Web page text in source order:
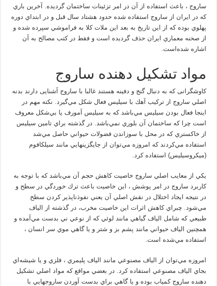
ساروج ، باعث استفاده از آن در امر تزئينات ساختمان گرديده. آخرين باري
كه در ايران از ساروج استفاده شده حدود هشتاد سال قبل و در ابتداي دوره
پهلوي بوده كه از اين تاريخ به بعد اين ملات كلا به فراموشي سپرده شده و
از صحنه معماري ايران حذف گرديده است و فقط در كتب مصالح به آن
اشاره شده‌است.
مواد تشكيل دهنده ساروج
کاوشگرانی که به دنبال گنج و دفینه هستند غالبا با ساروج آشنایی دارند بدنه
اصلي ساروج از تركيب آهك با سيليس فعال شكل مي‌گيرد. نكته مهم در
اينجا فعال بودن سيليس مي‌باشد كه به سيليس آمورف يا بي‌شكل معروف
است چرا كه ساختمان آن بلوري نمي‌باشد. در گذشته براي تامين سيليس
از خاكستري كه در محل با سوزاندن فضولات حيواني حاصل مي‌شد
استفاده مي‌كردند كه امروزه مي‌توان از جايگزينهايي مانند سيلكافوم
(ميكروسيليس) استفاده كرد.
يكي از معايب اصلي ساروج خاصيت كاهش حجم آن مي‌باشد كه با توجه به
كاربرد ساروج در امر پوشش ، اين خاصيت باعث ترك خوردگي در سطح و
در نتيجه ايجاد اختلال در نقش اصلي آن يعني نفوذناپذير كردن سطح
مي‌شود. چبراي كاهش اثرات اين خاصيت مخرب، در گذشته از الياف
طبيعي كه شامل الياف گياهي مانند لوئي كه از نوعي ني بدست مي‌آمده و
همچنين الياف حيواني مانند پشم بز و شتر و يا گاهي موي سر انسان ،
استفاده مي‌شده است.
امروزه مي‌توان از الياف مصنوعي مانند الياف پليمري ، فلزي و يا شيشه‌اي
بجاي الياف مصنوعي استفاده كرد. در بعضي مواقع كه مواد اصلي تشكيل
دهنده ساروج كمياب بوده و يا گاهي براي بدست آوردن ساروجهايي با